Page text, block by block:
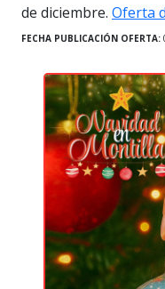
de diciembre. Oferta
FECHA PUBLICACIÓN OFERTA: